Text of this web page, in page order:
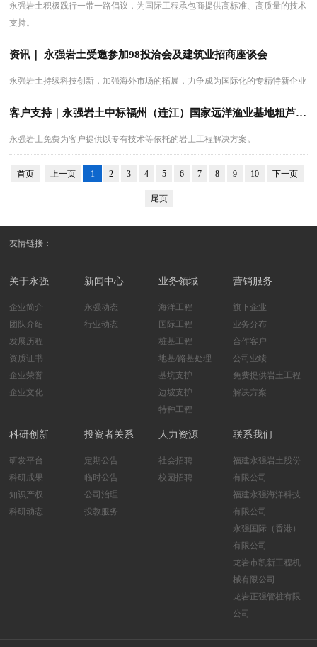
永强岩土积极践行一带一路倡议，为国际工程承包商提供高标准、高质量的技术
支持。
资讯｜ 永强岩土受邀参加98投洽会及建筑业招商座谈会
永强岩土持续科技创新，加强海外市场的拓展，力争成为国际化的专精特新企业
客户支持｜永强岩土中标福州（连江）国家远洋渔业基地粗芦岛核心区桩基工程
永强岩土免费为客户提供以专有技术等依托的岩土工程解决方案。
首页 上一页 1 2 3 4 5 6 7 8 9 10 下一页
尾页
友情链接：
关于永强
企业简介
团队介绍
发展历程
资质证书
企业荣誉
企业文化
新闻中心
永强动态
行业动态
业务领域
海洋工程
国际工程
桩基工程
地基/路基处理
基坑支护
边坡支护
特种工程
营销服务
旗下企业
业务分布
合作客户
公司业绩
免费提供岩土工程
解决方案
科研创新
研发平台
科研成果
知识产权
科研动态
投资者关系
定期公告
临时公告
公司治理
投教服务
人力资源
社会招聘
校园招聘
联系我们
福建永强岩土股份
有限公司
福建永强海洋科技
有限公司
永强国际（香港）
有限公司
龙岩市凯新工程机
械有限公司
龙岩正强管桩有限
公司